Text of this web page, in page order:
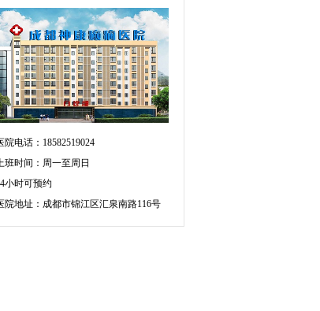
院电话：18582519024
班时间：周一至周日
小时可预约
院地址：成都市锦江区汇泉南路116号